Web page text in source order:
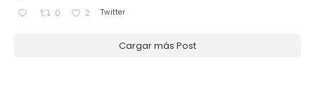
0 2 Twitter
Cargar más Post